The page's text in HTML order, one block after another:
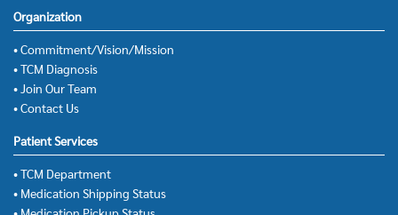
Organization
• Commitment/Vision/Mission
• TCM Diagnosis
• Join Our Team
• Contact Us
Patient Services
• TCM Department
• Medication Shipping Status